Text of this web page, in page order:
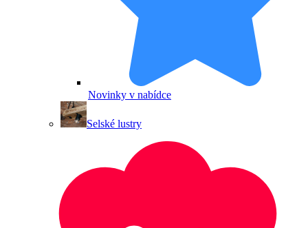
Novinky v nabídce
Selské lustry